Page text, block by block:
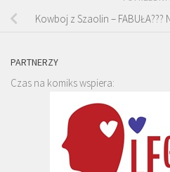
Kowboj z Szaolin –
PARTNERZY
Czas na komiks wspiera: